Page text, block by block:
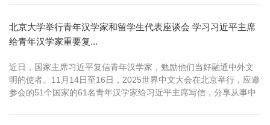
北京大学举行青年汉学家和留学生代表座谈会 学习习近平主席
给青年汉学家重要复...
近日，国家主席习近平复信青年汉学家，勉励他们当好融通中外文
明的使者。11月14日至16日，2025世界中文大会在北京举行，应邀
参会的51个国家的61名青年汉学家给习近平主席写信，分享从事中